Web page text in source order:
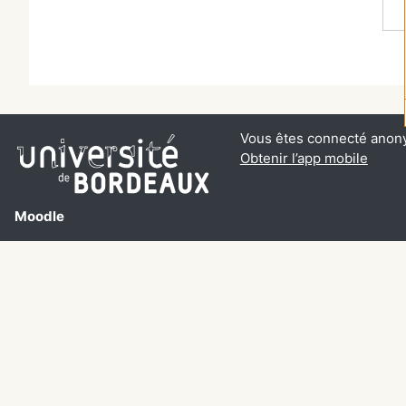
Moodle
Vous êtes connecté
Obtenir l’app mobile